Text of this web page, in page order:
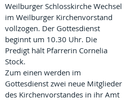
Weilburger Schlosskirche Wechsel
im Weilburger Kirchenvorstand
vollzogen. Der Gottesdienst
beginnt um 10.30 Uhr. Die
Predigt hält Pfarrerin Cornelia
Stock.
Zum einen werden im
Gottesdienst zwei neue Mitglieder
des Kirchenvorstandes in ihr Amt